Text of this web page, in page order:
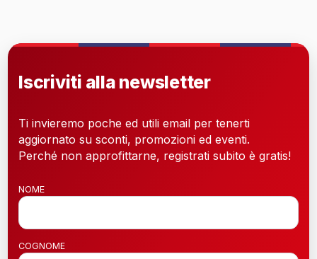
Iscriviti alla newsletter
Ti invieremo poche ed utili email per tenerti
aggiornato su sconti, promozioni ed eventi.
Perché non approfittarne, registrati subito è gratis!
NOME
COGNOME